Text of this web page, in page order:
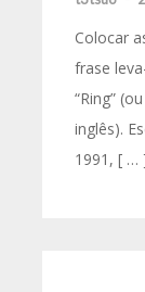
Colocar
frase
“Ring”
inglês).
1991, [ …